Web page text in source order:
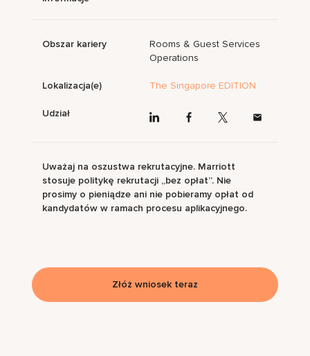
Obszar kariery
Rooms & Guest Services
Operations
Lokalizacja(e) The Singapore EDITION
Udział
Uważaj na oszustwa rekrutacyjne. Marriott
stosuje politykę rekrutacji „bez opłat”. Nie
prosimy o pieniądze ani nie pobieramy opłat od
kandydatów w ramach procesu aplikacyjnego.
Złóż wniosek teraz